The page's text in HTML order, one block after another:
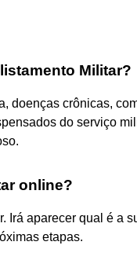
Militar?
doenças crônicas,
do serviço
online?
Irá aparecer qual é a
etapas.